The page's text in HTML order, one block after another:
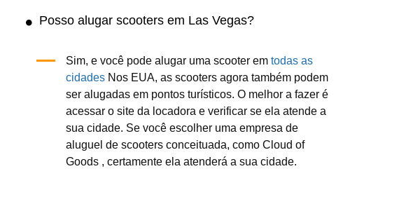
Posso alugar scooters em Las Vegas?
Sim, e você pode alugar uma scooter em todas as
cidadesNos EUA, as scooters agora também podem
ser alugadas em pontos turísticos. O melhor a fazer é
acessar o site da locadora e verificar se ela atende a
sua cidade. Se você escolher uma empresa de
aluguel de scooters conceituada, como Cloud of
Goods , certamente ela atenderá a sua cidade.